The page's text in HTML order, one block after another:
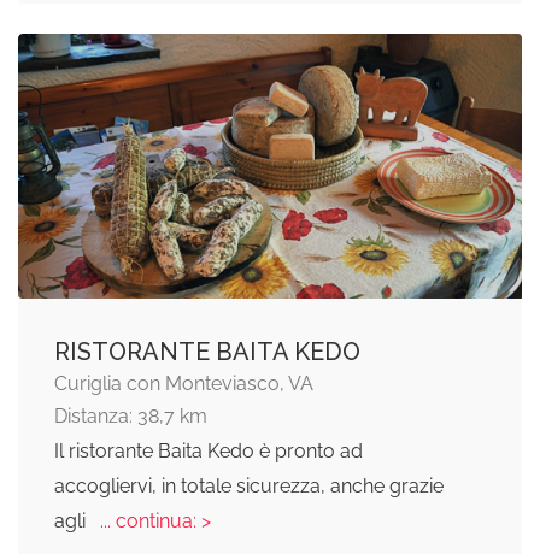
RISTORANTE BAITA KEDO
Curiglia con Monteviasco, VA
Distanza: 38,7 km
Il ristorante Baita Kedo è pronto ad
accogliervi, in totale sicurezza, anche grazie
agli
... continua: >